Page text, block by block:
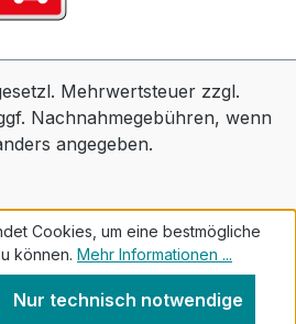
Mehrwertsteuer zzgl.
Nachnahmegebühren, wenn
angegeben.
Cookies, um eine bestmögliche
können. Mehr Informationen ...
Nur technisch notwendige